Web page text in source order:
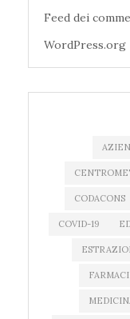
Feed dei
WordPress.org
CODACONS
COVID-19
FARMACI